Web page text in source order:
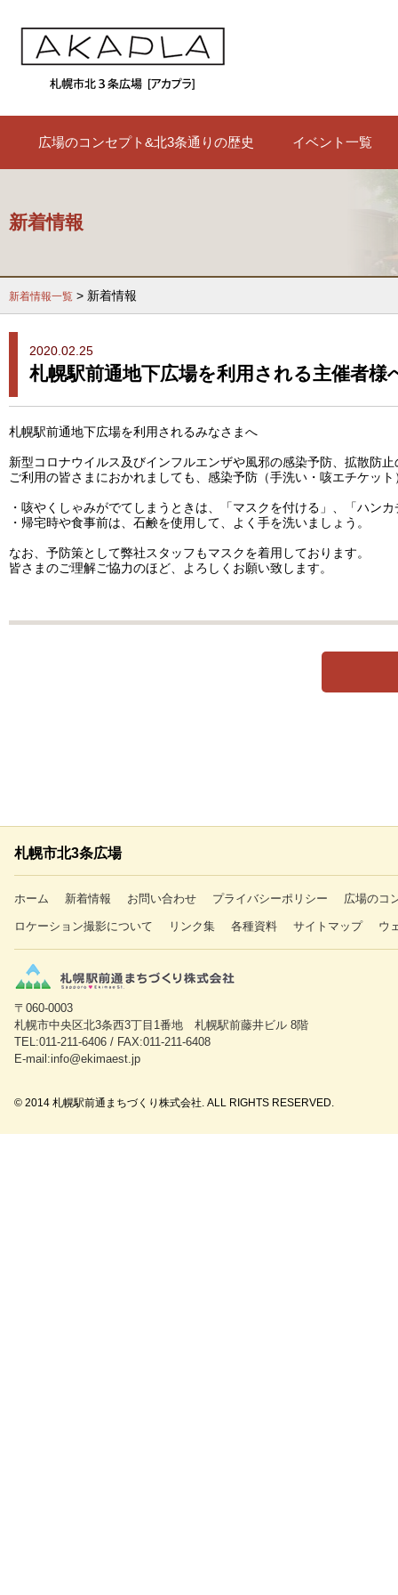
広場のコンセプト&北3条通りの歴史 イベント一覧
新着情報
新着情報一覧 > 新着情報
2020.02.25
札幌駅前通地下広場を利用される主催者
札幌駅前通地下広場を利用されるみなさまへ
新型コロナウイルス及びインフルエンザや風邪の感染予防、拡散防
ご利用の皆さまにおかれましても、感染予防（手洗い・咳エチケッ
・咳やくしゃみがでてしまうときは、「マスクを付ける」、「ハン
・帰宅時や食事前は、石鹸を使用して、よく手を洗いましょう。
なお、予防策として弊社スタッフもマスクを着用しております。
皆さまのご理解ご協力のほど、よろしくお願い致します。
札幌市北3条広場
ホーム 新着情報 お問い合わせ プライバシーポリシー 広場のコ
ロケーション撮影について リンク集 各種資料 サイトマップ ウ
〒060-0003
札幌市中央区北3条西3丁目1番地 札幌駅前藤井ビル 8階
TEL:011-211-6406 / FAX:011-211-6408
E-mail:info@ekimaest.jp
© 2014 札幌駅前通まちづくり株式会社. ALL RIGHTS RESERVED.